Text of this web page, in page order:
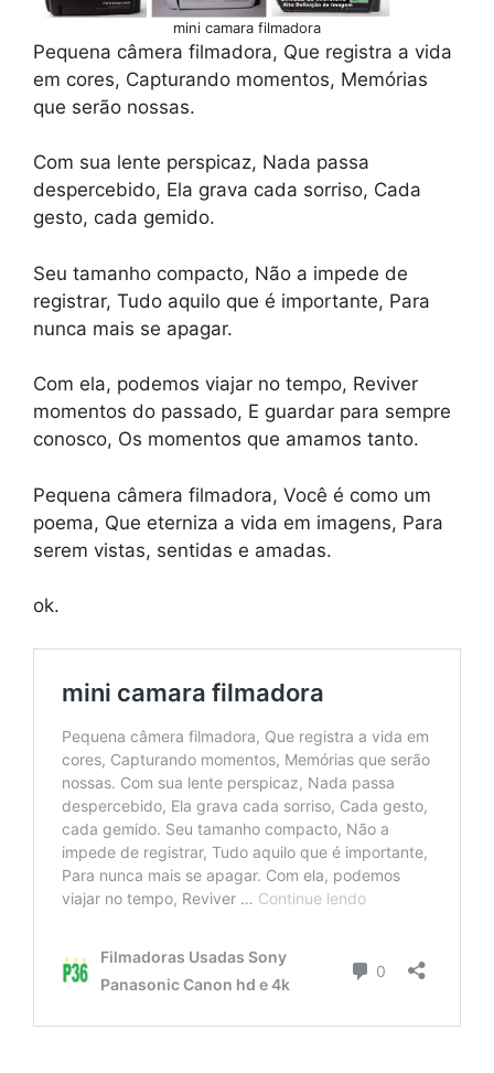
mini camara filmadora
Pequena câmera filmadora, Que registra a vida
em cores, Capturando momentos, Memórias
que serão nossas.
Com sua lente perspicaz, Nada passa
despercebido, Ela grava cada sorriso, Cada
gesto, cada gemido.
Seu tamanho compacto, Não a impede de
registrar, Tudo aquilo que é importante, Para
nunca mais se apagar.
Com ela, podemos viajar no tempo, Reviver
momentos do passado, E guardar para sempre
conosco, Os momentos que amamos tanto.
Pequena câmera filmadora, Você é como um
poema, Que eterniza a vida em imagens, Para
serem vistas, sentidas e amadas.
ok.